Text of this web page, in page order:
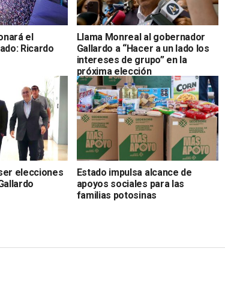
el
Ricardo
Llama Monreal al gobernador
Gallardo a “Hacer a un lado los
intereses de grupo” en la
próxima elección
elecciones
Estado impulsa alcance de
apoyos sociales para las
familias potosinas